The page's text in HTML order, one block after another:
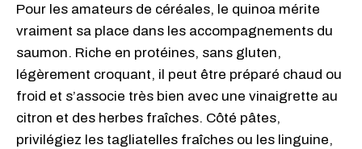
Pour les amateurs de céréales, le quinoa mérite
vraiment sa place dans les accompagnements du
saumon. Riche en protéines, sans gluten,
légèrement croquant, il peut être préparé chaud ou
froid et s’associe très bien avec une vinaigrette au
citron et des herbes fraîches. Côté pâtes,
privilégiez les tagliatelles fraîches ou les linguine,